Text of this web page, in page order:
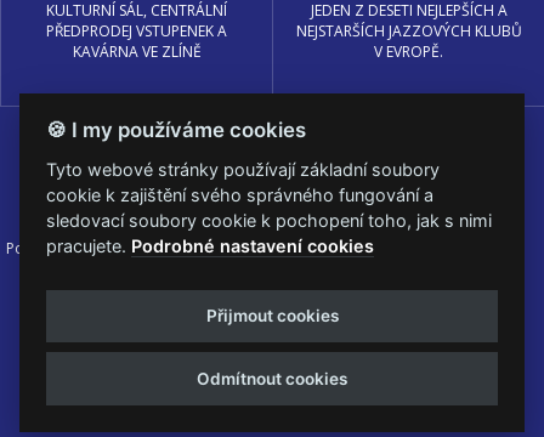
KULTURNÍ SÁL, CENTRÁLNÍ
PŘEDPRODEJ VSTUPENEK A
KAVÁRNA VE ZLÍNĚ
JEDEN Z DESETI NEJLEPŠÍCH A
NEJSTARŠÍCH JAZZOVÝCH KLUBŮ
V EVROPĚ.
Podmínky užití 🍪 Změnit nastavení cookies.
© PRAGOKONCERT BOHEMIA, a.s.
Web s
k metalu vytvořila creatia.tech s.r.o. a
Viktor Eyermann
🍪 I my používáme cookies
Tyto webové stránky používají základní soubory
cookie k zajištění svého správného fungování a
sledovací soubory cookie k pochopení toho, jak s nimi
pracujete. Podrobné nastavení cookies
Přijmout cookies
Odmítnout cookies